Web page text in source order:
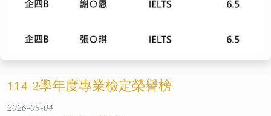
114-2學年度專業檢定榮譽榜
2026-05-04